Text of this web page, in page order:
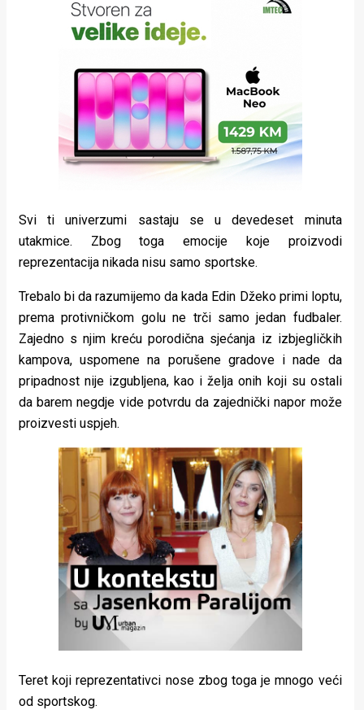
Svi ti univerzumi sastaju se u devedeset minuta
utakmice. Zbog toga emocije koje proizvodi
reprezentacija nikada nisu samo sportske.
Trebalo bi da razumijemo da kada Edin Džeko primi loptu,
prema protivničkom golu ne trči samo jedan fudbaler.
Zajedno s njim kreću porodična sjećanja iz izbjegličkih
kampova, uspomene na porušene gradove i nade da
pripadnost nije izgubljena, kao i želja onih koji su ostali
da barem negdje vide potvrdu da zajednički napor može
proizvesti uspjeh.
Teret koji reprezentativci nose zbog toga je mnogo veći
od sportskog.